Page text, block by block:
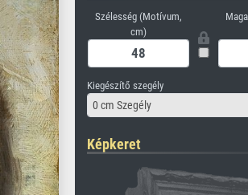
Szélesség (Motívum,
cm)
Kiegészítő szegély
0 cm Szegély
Képkeret